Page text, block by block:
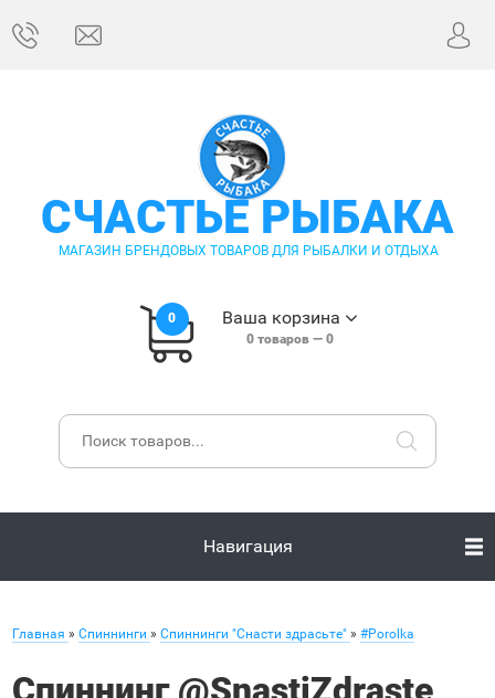
СЧАСТЬЕ РЫБАКА
МАГАЗИН БРЕНДОВЫХ ТОВАРОВ ДЛЯ РЫБАЛКИ И ОТДЫХА
0 Ваша корзина
0товаров — 0
Навигация
Главная » Спиннинги » Спиннинги "Снасти здрасьте" » #Porolka